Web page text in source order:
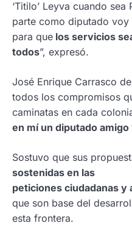
‘Titilo’ Leyva cuando
parte como diputado
para que los servicios
todos”, expresó.
José Enrique Carrasco
todos los compromisos
caminatas en cada
en mí un diputado
Sostuvo que sus
sostenidas en las
peticiones ciudadanas y
que son base del
esta frontera.